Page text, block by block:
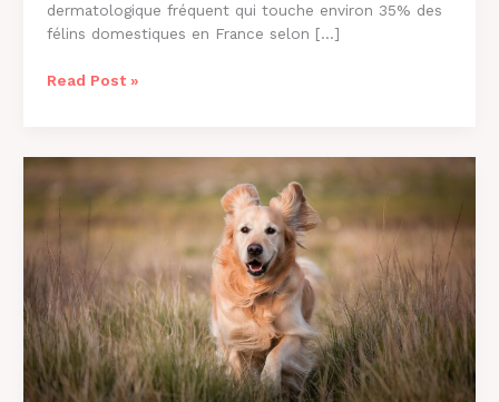
dermatologique fréquent qui touche environ 35% des
félins domestiques en France selon […]
Pourquoi
Pellicules
et
Solutions
Read Post »